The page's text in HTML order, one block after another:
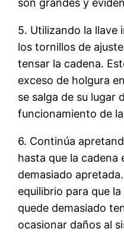
son grandes y
5. Utilizando la llave
los tornillos de
tensar la cadena.
exceso de holgura
se salga de su lugar
funcionamiento de
6. Continúa
hasta que la cadena
demasiado
equilibrio para que
quede demasiado
ocasionar daños al